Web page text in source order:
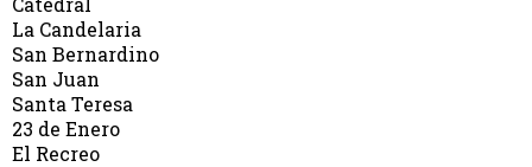
La Candelaria
San Bernardino
San Juan
Santa Teresa
23 de Enero
El Recreo